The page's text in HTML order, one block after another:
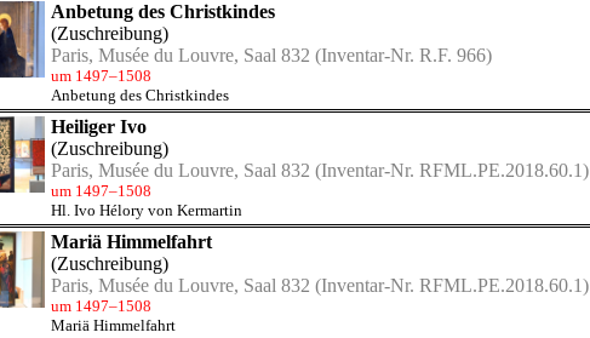
Anbetung des Christkindes
(Zuschreibung)
Paris, Musée du Louvre, Saal 832 (Inventar-Nr. R.F. 966)
um 1497–1508
Anbetung des Christkindes
Heiliger Ivo
(Zuschreibung)
Paris, Musée du Louvre, Saal 832 (Inventar-Nr. RFML.PE.2018.60.1)
um 1497–1508
Hl. Ivo Hélory von Kermartin
Mariä Himmelfahrt
(Zuschreibung)
Paris, Musée du Louvre, Saal 832 (Inventar-Nr. RFML.PE.2018.60.1)
um 1497–1508
Mariä Himmelfahrt